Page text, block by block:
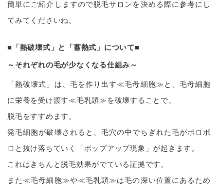
簡単にご紹介しますので脱毛サロンを決める際に参考にし
てみてくださいね。
■「熱破壊式」と「蓄熱式」について■
～それぞれの毛が少なくなる仕組み～
「熱破壊式」は、毛を作り出す≪毛母細胞≫と、毛母細胞
に栄養を受け渡す≪毛乳頭≫を破壊することで、
脱毛をすすめます。
発毛細胞が破壊されると、毛穴の中でちぎれた毛がポロポ
ロと抜け落ちていく「ポップアップ現象」が起きます。
これはきちんと脱毛効果がでている証拠です。
また≪毛母細胞≫や≪毛乳頭≫は毛の深い位置にあるため